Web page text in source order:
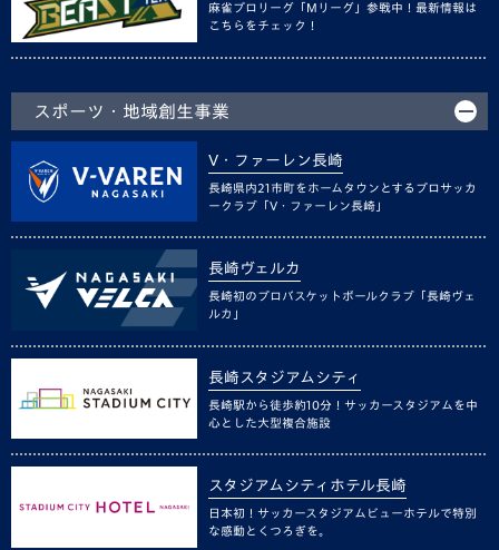
麻雀プロリーグ「Mリーグ」参戦中！最新情報は
こちらをチェック！
スポーツ・地域創生事業
V・ファーレン長崎
長崎県内21市町をホームタウンとするプロサッカ
ークラブ「V・ファーレン長崎」
長崎ヴェルカ
長崎初のプロバスケットボールクラブ「長崎ヴェ
ルカ」
長崎スタジアムシティ
長崎駅から徒歩約10分！サッカースタジアムを中
心とした大型複合施設
スタジアムシティホテル長崎
日本初！サッカースタジアムビューホテルで特別
な感動とくつろぎを。